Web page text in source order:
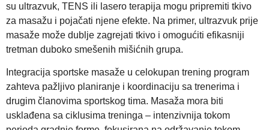
su ultrazvuk, TENS ili lasero terapija mogu pripremiti tkivo
za masažu i pojačati njene efekte. Na primer, ultrazvuk prije
masaže može dublje zagrejati tkivo i omogućiti efikasniji
tretman duboko smešenih mišićnih grupa.
Integracija sportske masaže u celokupan trening program
zahteva pažljivo planiranje i koordinaciju sa trenerima i
drugim članovima sportskog tima. Masaža mora biti
usklađena sa ciklusima treninga – intenzivnija tokom